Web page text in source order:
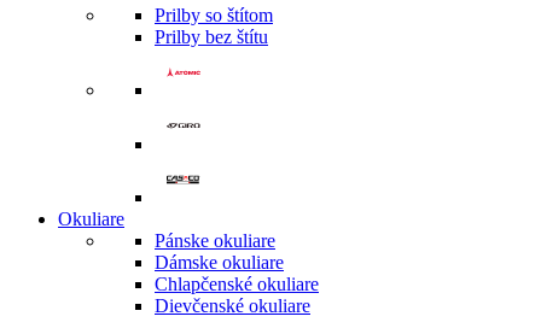
Prilby so štítom
Prilby bez štítu
Okuliare
Pánske okuliare
Dámske okuliare
Chlapčenské okuliare
Dievčenské okuliare